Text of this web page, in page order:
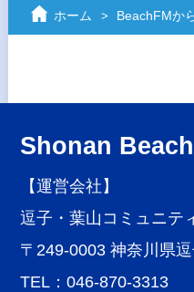
ホーム BeachFMか
Shonan
【運営会社】
逗子・葉山コミュニテ
〒249-0003 神奈川県
TEL：046-870-3313